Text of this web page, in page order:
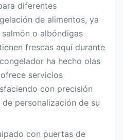
diferentes
de alimentos, ya
o albóndigas
frescas aquí durante
ha hecho olas
servicios
con precisión
personalización de su
con puertas de